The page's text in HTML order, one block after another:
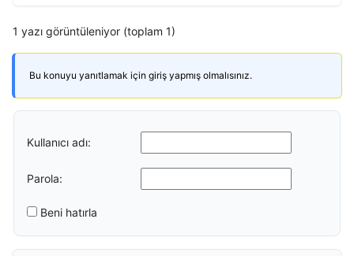
1 yazı görüntüleniyor (toplam 1)
Bu konuyu yanıtlamak için giriş yapmış olmalısınız.
Kullanıcı adı:
Parola:
Beni hatırla